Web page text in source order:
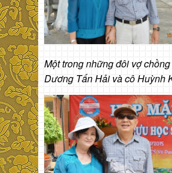
Một trong những đôi vợ
Dương Tấn Hải và cô Huỳnh